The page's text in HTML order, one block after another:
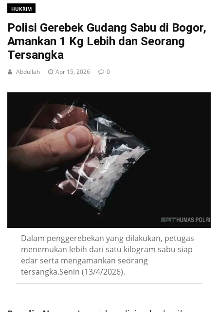
HUKRIM
Polisi Gerebek Gudang Sabu di Bogor,
Amankan 1 Kg Lebih dan Seorang
Tersangka
Abdullah Apr 15, 2026 0
Dalam penggerebekan yang dilakukan, petugas
menemukan lebih dari satu kilogram sabu siap
edar serta mengamankan seorang
tersangka.Senin (13/4/2026).